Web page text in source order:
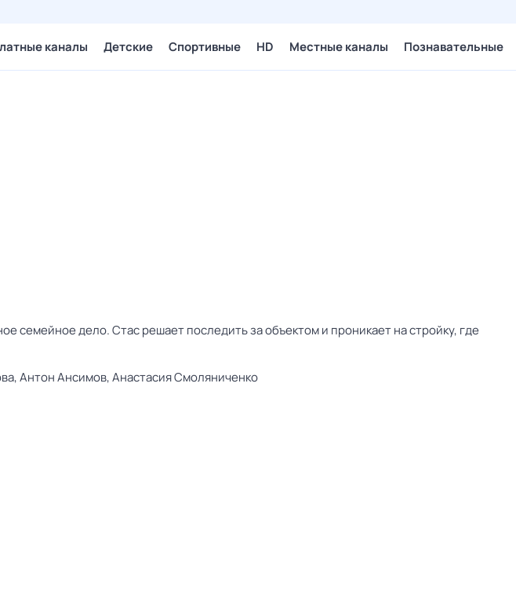
каналы Детские Спортивные HD Местные каналы Познавательные
семейное дело. Стас решает последить за объектом и проникает на стройку, где
Антон Ансимов,Анастасия Смоляниченко